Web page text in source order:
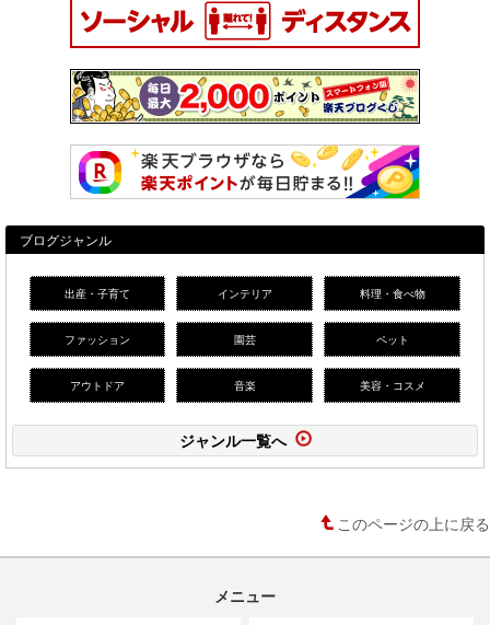
ブログジャンル
出産・子育て インテリア 料理・食べ物
ファッション 園芸 ペット
アウトドア 音楽 美容・コスメ
ジャンル一覧へ
このページの上に戻る
メニュー